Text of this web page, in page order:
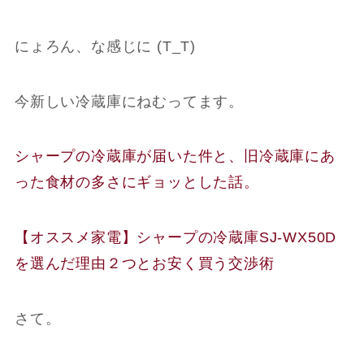
にょろん、な感じに (T_T)
今新しい冷蔵庫にねむってます。
シャープの冷蔵庫が届いた件と、旧冷蔵庫にあ
った食材の多さにギョッとした話。
【オススメ家電】シャープの冷蔵庫SJ-WX50D
を選んだ理由２つとお安く買う交渉術
さて。